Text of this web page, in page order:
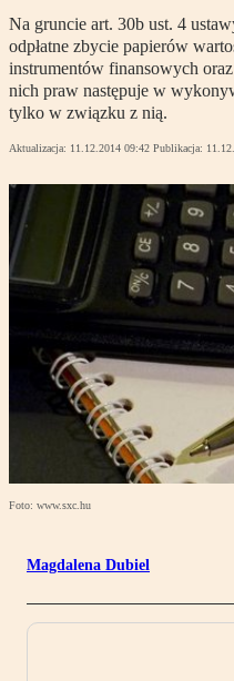
Na gruncie art. 30b ust. 4
odpłatne zbycie papierów
instrumentów finansowych
nich praw następuje w
tylko w związku z nią.
Aktualizacja: 11.12.2014 09:42 Publikacja:
Foto: www.sxc.hu
Magdalena Dubiel